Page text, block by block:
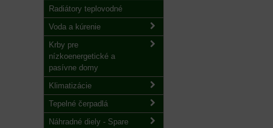
Radiátory teplovodné
Voda a kúrenie
Krby pre
nízkoenergetické a
pasívne domy
Klimatizácie
Tepelné čerpadlá
Náhradné diely - Spare